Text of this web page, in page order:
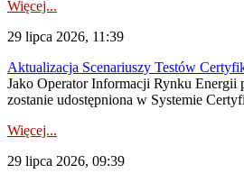
Więcej...
29 lipca 2026, 11:39
Aktualizacja Scenariuszy Testów
Jako Operator Informacji Rynku
zostanie udostępniona w Systemie
Więcej...
29 lipca 2026, 09:39